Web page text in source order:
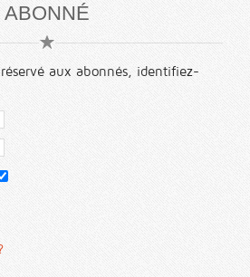
ABONNÉ
aux abonnés, identifiez-